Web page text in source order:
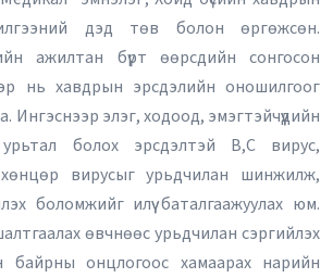
дэд төв болон өргөжсөн.
ажилтан бүрт өөрсдийн сонгосон
нь хавдрын эрсдэлийн оношилгоог
Ингэснээр элэг, ходоод, эмэгтэйчүүдийн
болох эрсдэлтэй В,С вирус,
вирусыг урьдчилан шинжилж,
боломжийг илүү баталгаажуулах юм.
өвчнөөс урьдчилан сэргийлэх
байрны онцлогоос хамаарах нарийн